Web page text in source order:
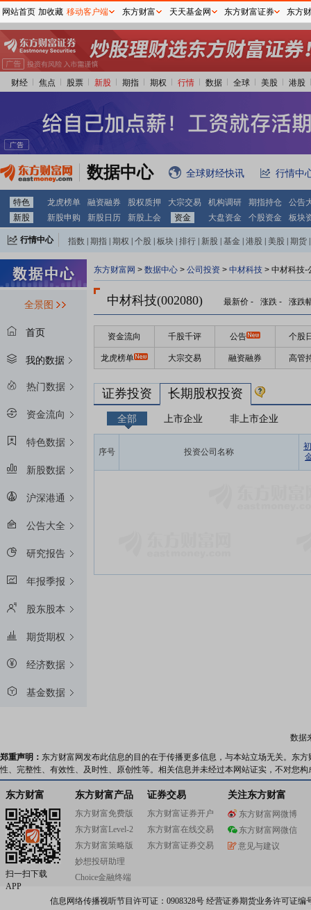
财经 焦点 股票 新股 期指 期权 行情 数据 全球 美股 港股
数据中心 全球财经快讯 行情中
特色 龙虎榜单 融资融券 股权质押 大宗交易 机构调研 期指持仓
公告
新股
新股申购 新股日历 新股上会 资金 大盘资金 个股资金 板块
行情中心 指数 期指 期权 个股 板块 排行 新股 基金 港股 美股 期货
全景图
首页
我的数据
热门数据
资金流向
特色数据
新股数据
沪深港通
公告大全
研究报告
年报季报
股东股本
期货期权
经济数据
基金数据
东方财富网 > 数据中心 > 公司投资 > 中材科技 > 中材科技-
中材科技(002080) 最新价 - 涨跌 - 涨跌
资金流向 千股千评 公告 个股
龙虎榜单 大宗交易 融资融券 高管
证券投资 长期股权投资
全部 上市企业 非上市企业
序号 投资公司名称
数据
郑重声明： 东方财富网发布此信息的目的在于传播更多信息，与本站立场无关。东
性、完整性、有效性、及时性、原创性等。相关信息并未经过本网站证实，不对您
东方财富
扫一扫下载
APP
东方财富产品
东方财富免费版
东方财富Level-2
东方财富策略版
妙想投研助理
Choice金融终端
证券交易
东方财富证券开户
东方财富在线交易
东方财富证券交易
关注东方财富
东方财富网微博
东方财富网微信
意见与建议
信息网络传播视听节目许可证：0908328号 经营证券期货业务许可证编
网站首页 加收藏 移动客户端 东方财富 天天基金网 东方财富证券 东方